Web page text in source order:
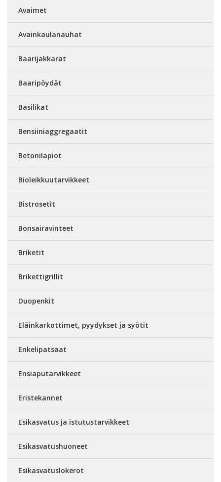
Avaimet
Avainkaulanauhat
Baarijakkarat
Baaripöydät
Basilikat
Bensiiniaggregaatit
Betonilapiot
Bioleikkuutarvikkeet
Bistrosetit
Bonsairavinteet
Briketit
Brikettigrillit
Duopenkit
Eläinkarkottimet, pyydykset ja syötit
Enkelipatsaat
Ensiaputarvikkeet
Eristekannet
Esikasvatus ja istutustarvikkeet
Esikasvatushuoneet
Esikasvatuslokerot